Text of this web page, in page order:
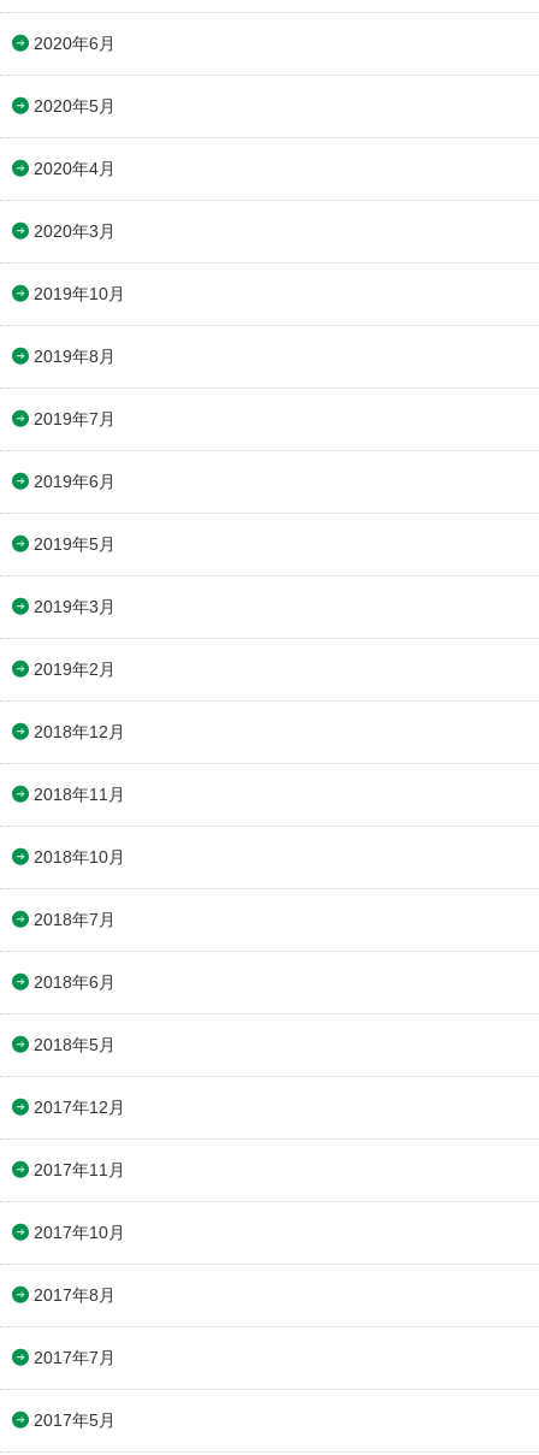
2020年6月
2020年5月
2020年4月
2020年3月
2019年10月
2019年8月
2019年7月
2019年6月
2019年5月
2019年3月
2019年2月
2018年12月
2018年11月
2018年10月
2018年7月
2018年6月
2018年5月
2017年12月
2017年11月
2017年10月
2017年8月
2017年7月
2017年5月